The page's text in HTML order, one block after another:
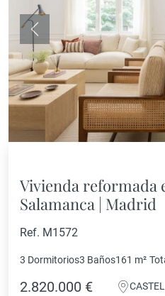
Anterior
Vivienda reformada
Salamanca | Madrid
Ref. M1572
3 Dormitorios3 Baños161 m²
2.820.000 €